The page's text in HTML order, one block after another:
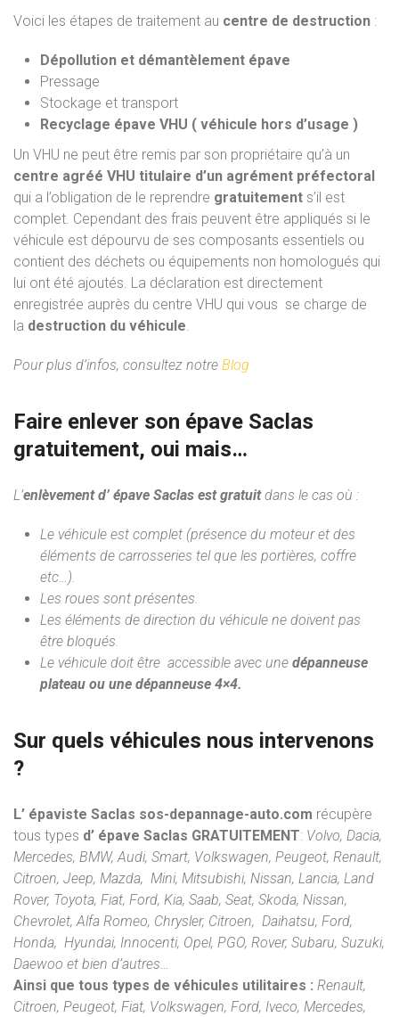
Voici les étapes de traitement au centre de destruction :
Dépollution et démantèlement épave
Pressage
Stockage et transport
Recyclage épave VHU ( véhicule hors d’usage )
Un VHU ne peut être remis par son propriétaire qu’à un
centre agréé VHU titulaire d’un agrément préfectoral
qui a l’obligation de le reprendre gratuitement s’il est
complet. Cependant des frais peuvent être appliqués si le
véhicule est dépourvu de ses composants essentiels ou
contient des déchets ou équipements non homologués qui
lui ont été ajoutés. La déclaration est directement
enregistrée auprès du centre VHU qui vous se charge de
la destruction du véhicule.
Pour plus d’infos, consultez notre Blog
Faire enlever son épave Saclas
gratuitement, oui mais…
L’enlèvement d’ épave Saclas est gratuitdans le cas où :
Le véhicule est complet (présence du moteur et des
éléments de carrosseries tel que les portières, coffre
etc…).
Les roues sont présentes.
Les éléments de direction du véhicule ne doivent pas
être bloqués.
Le véhicule doit être accessible avec une dépanneuse
plateau ou une dépanneuse 4×4.
Sur quels véhicules nous intervenons
?
L’ épaviste Saclas sos-depannage-auto.com récupère
tous types d’ épave Saclas GRATUITEMENT: Volvo, Dacia,
Mercedes, BMW, Audi, Smart, Volkswagen, Peugeot, Renault,
Citroen, Jeep, Mazda, Mini, Mitsubishi, Nissan, Lancia, Land
Rover, Toyota, Fiat, Ford, Kia, Saab, Seat, Skoda, Nissan,
Chevrolet, Alfa Romeo, Chrysler, Citroen, Daihatsu, Ford,
Honda, Hyundai, Innocenti, Opel, PGO, Rover, Subaru, Suzuki,
Daewoo et bien d’autres…
Ainsi que tous types de véhicules utilitaires : Renault,
Citroen, Peugeot, Fiat, Volkswagen, Ford, Iveco, Mercedes,